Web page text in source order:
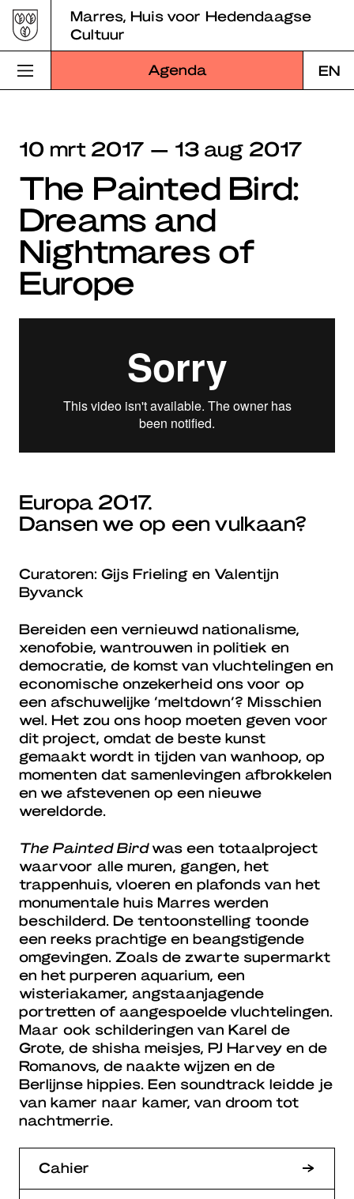
Skip
to
content
Marres, Huis voor Hedendaagse
Cultuur
Agenda EN
Programma
Educatie
Over Marres
Marres Kitchen
10 mrt 2017 — 13 aug 2017
The Painted Bird:
Dreams and
Nightmares of
Europe
Europa 2017.
Dansen we op een vulkaan?
Curatoren: Gijs Frieling en Valentijn
Byvanck
Bereiden een vernieuwd nationalisme,
xenofobie, wantrouwen in politiek en
democratie, de komst van vluchtelingen en
economische onzekerheid ons voor op
een afschuwelijke ‘meltdown’? Misschien
wel. Het zou ons hoop moeten geven voor
dit project, omdat de beste kunst
gemaakt wordt in tijden van wanhoop, op
momenten dat samenlevingen afbrokkelen
en we afstevenen op een nieuwe
wereldorde.
The Painted Birdwas een totaalproject
waarvoor alle muren, gangen, het
trappenhuis, vloeren en plafonds van het
monumentale huis Marres werden
beschilderd. De tentoonstelling toonde
een reeks prachtige en beangstigende
omgevingen. Zoals de zwarte supermarkt
en het purperen aquarium, een
wisteriakamer, angstaanjagende
portretten of aangespoelde vluchtelingen.
Maar ook schilderingen van Karel de
Grote, de shisha meisjes, PJ Harvey en de
Romanovs, de naakte wijzen en de
Berlijnse hippies. Een soundtrack leidde je
van kamer naar kamer, van droom tot
nachtmerrie.
Cahier